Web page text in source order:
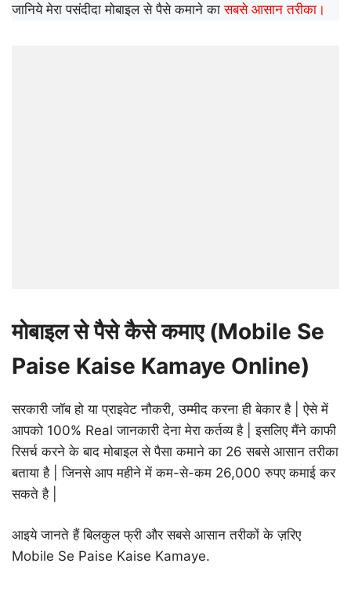
जानिये मेरा पसंदीदा मोबाइल से पैसे कमाने कासबसे आसान तरीका।
मोबाइल से पैसे कैसे कमाए (Mobile Se
Paise Kaise Kamaye Online)
सरकारी जॉब हो या प्राइवेट नौकरी, उम्मीद करना ही बेकार है | ऐसे में
आपको 100% Real जानकारी देना मेरा कर्तव्य है | इसलिए मैंने काफी
रिसर्च करने के बाद मोबाइल से पैसा कमाने का 26 सबसे आसान तरीका
बताया है | जिनसे आप महीने में कम-से-कम 26,000 रुपए कमाई कर
सकते है |
आइये जानते हैं बिलकुल फ्री और सबसे आसान तरीकों के ज़रिए
Mobile Se Paise Kaise Kamaye.